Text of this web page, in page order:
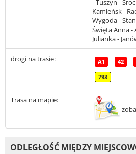
- Tuszyn -
Kamieńsk -
Wygoda -
Święta Anna -
Julianka -
drogi na trasie: A1 42
793
Trasa na mapie:
ODLEGŁOŚĆ MIĘDZY